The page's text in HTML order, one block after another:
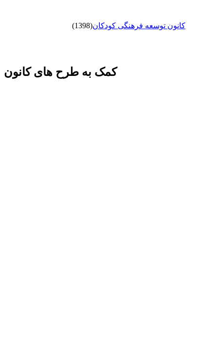
کانون توسعه فرهنگی کودکان(1398)
کمک به طرح های کانون